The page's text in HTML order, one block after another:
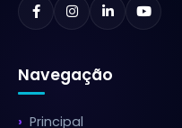
Navegação
Principal